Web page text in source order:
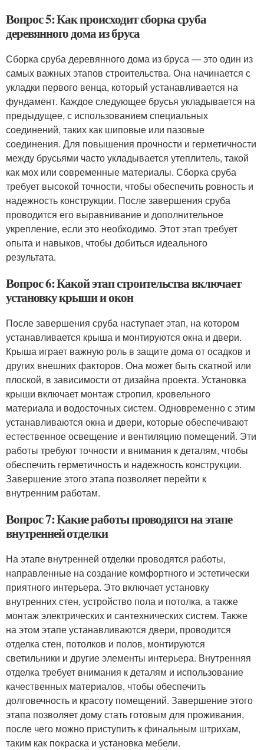
Вопрос 5: Как происходит сборка сруба
деревянного дома из бруса
Сборка сруба деревянного дома из бруса — это один из
самых важных этапов строительства. Она начинается с
укладки первого венца, который устанавливается на
фундамент. Каждое следующее брусья укладывается на
предыдущее, с использованием специальных
соединений, таких как шиповые или пазовые
соединения. Для повышения прочности и герметичности
между брусьями часто укладывается утеплитель, такой
как мох или современные материалы. Сборка сруба
требует высокой точности, чтобы обеспечить ровность и
надежность конструкции. После завершения сруба
проводится его выравнивание и дополнительное
укрепление, если это необходимо. Этот этап требует
опыта и навыков, чтобы добиться идеального
результата.
Вопрос 6: Какой этап строительства включает
установку крыши и окон
После завершения сруба наступает этап, на котором
устанавливается крыша и монтируются окна и двери.
Крыша играет важную роль в защите дома от осадков и
других внешних факторов. Она может быть скатной или
плоской, в зависимости от дизайна проекта. Установка
крыши включает монтаж стропил, кровельного
материала и водосточных систем. Одновременно с этим
устанавливаются окна и двери, которые обеспечивают
естественное освещение и вентиляцию помещений. Эти
работы требуют точности и внимания к деталям, чтобы
обеспечить герметичность и надежность конструкции.
Завершение этого этапа позволяет перейти к
внутренним работам.
Вопрос 7: Какие работы проводятся на этапе
внутренней отделки
На этапе внутренней отделки проводятся работы,
направленные на создание комфортного и эстетически
приятного интерьера. Это включает установку
внутренних стен, устройство пола и потолка, а также
монтаж электрических и сантехнических систем. Также
на этом этапе устанавливаются двери, проводится
отделка стен, потолков и полов, монтируются
светильники и другие элементы интерьера. Внутренняя
отделка требует внимания к деталям и использование
качественных материалов, чтобы обеспечить
долговечность и красоту помещений. Завершение этого
этапа позволяет дому стать готовым для проживания,
после чего можно приступить к финальным штрихам,
таким как покраска и установка мебели.